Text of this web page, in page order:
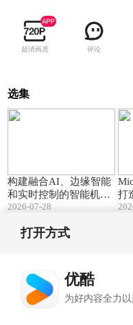
超清画质 评论
选集
构建融合AI、边缘智能
和实时控制的智能机器
人
2026-07-28
打
打开方式
优酷
为好内容全力以